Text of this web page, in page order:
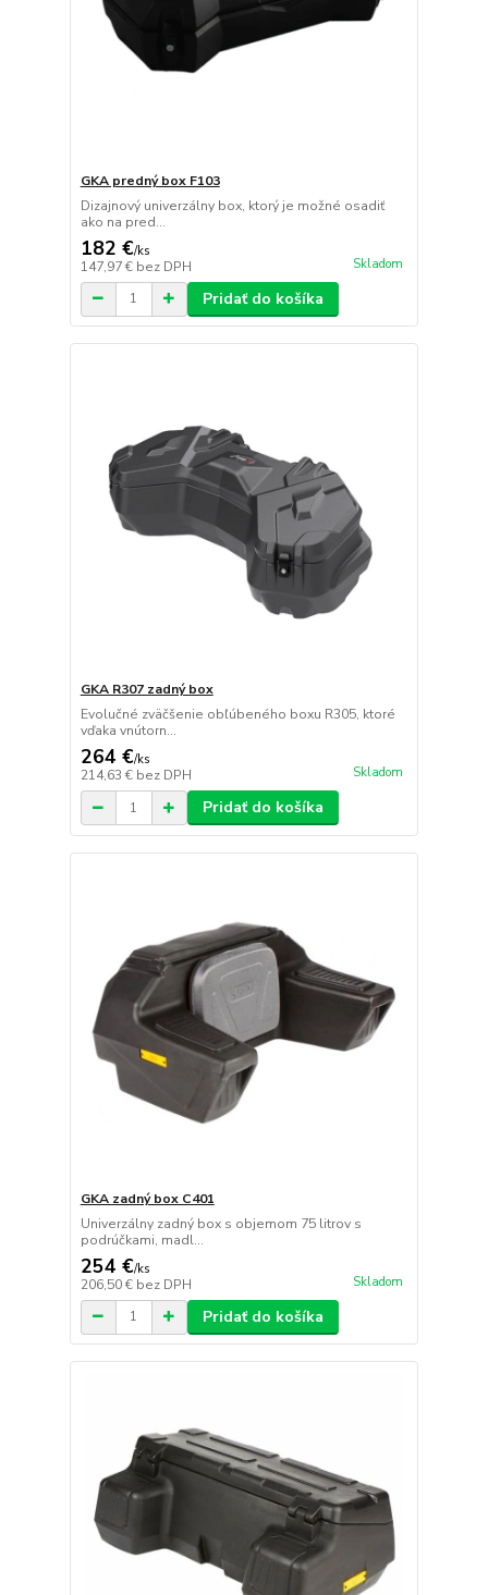
GKA predný box F103
Dizajnový univerzálny box, ktorý je možné osadiť
ako na pred...
182 €/ks
147,97 € bez DPH Skladom
Pridať do košíka
GKA R307 zadný box
Evolučné zväčšenie obľúbeného boxu R305, ktoré
vďaka vnútorn...
264 €/ks
214,63 € bez DPH Skladom
Pridať do košíka
GKA zadný box C401
Univerzálny zadný box s objemom 75 litrov s
podrúčkami, madl...
254 €/ks
206,50 € bez DPH Skladom
Pridať do košíka